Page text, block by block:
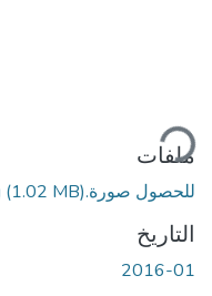
ملفات
للحصول صورة.png(1.02 MB)
التاريخ
2016-01